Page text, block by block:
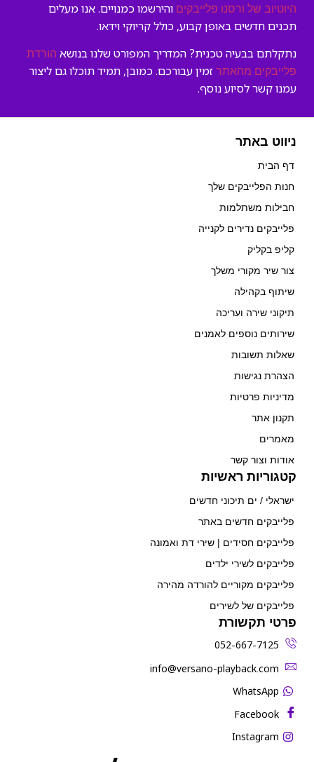
היוטיוב של ורסנו פלייבקים והירשמו כמנויים. אנו מעלים
תכנים חדשים באופן קבוע, כולל קריוקי וידאו.
נתקלתם בבעיה טכנית? המדריך המפורט שלנו בנושא הורדת
פלייבקים מהאתר זמין עבורכם. כמובן, תמיד תוכלו גם ליצור
עמנו קשר לסיוע נוסף.
ניווט באתר
דף הבית
חנות הפלייבקים שלך
חבילות משתלמות
פלייבקים נדירים לקנייה
קליפ בקליק
צור שיר מקורי משלך
שיתוף בקהילה
תיקוני שירה ועריכה
שירותים נוספים לאמנים
שאלות תשובות
הצהרת נגישות
מדיניות פרטיות
תקנון אתר
מאמרים
אודות וצור קשר
קטגוריות ראשיות
ישראלי / ים תיכוני חדשים
פלייבקים חדשים באתר
פלייבקים חסידים | שירי דת ואמונה
פלייבקים לשירי ילדים
פלייבקים מקוריים להורדה מהירה
פלייבקים של לשירים
פרטי תקשורת
052-667-7125
‫info@versano-playback.com‬
WhatsApp
Facebook
Instagram